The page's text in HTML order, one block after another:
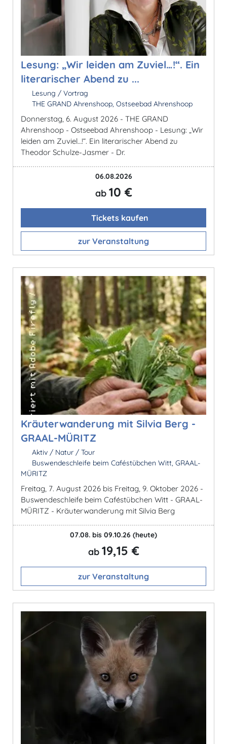
Lesung: „Wir leiden am Zuviel…!“. Ein
literarischer Abend zu ...
Lesung / Vortrag
THE GRAND Ahrenshoop, Ostseebad Ahrenshoop
Donnerstag, 6. August 2026 - THE GRAND
Ahrenshoop - Ostseebad Ahrenshoop - Lesung: „Wir
leiden am Zuviel…!“. Ein literarischer Abend zu
Theodor Schulze-Jasmer - Dr.
06.08.2026
ab 10 €
Tickets kaufen
zur Veranstaltung
Kräuterwanderung mit Silvia Berg -
GRAAL-MÜRITZ
Aktiv / Natur / Tour
Buswendeschleife beim Caféstübchen Witt, GRAAL-
MÜRITZ
Freitag, 7. August 2026 bis Freitag, 9. Oktober 2026 -
Buswendeschleife beim Caféstübchen Witt - GRAAL-
MÜRITZ - Kräuterwanderung mit Silvia Berg
07.08. bis 09.10.26 (heute)
ab 19,15 €
zur Veranstaltung